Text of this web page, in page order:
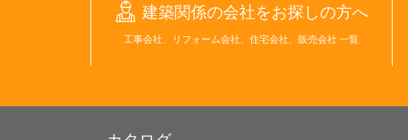
建築関係の会社をお探しの方へ
工事会社、リフォーム会社、住宅会社、販売会社 一覧